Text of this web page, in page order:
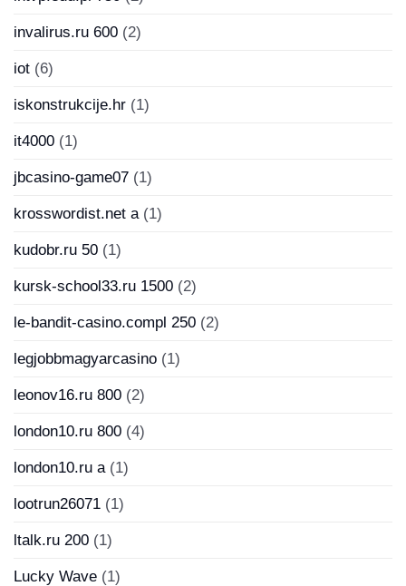
invalirus.ru 600 (2)
iot (6)
iskonstrukcije.hr (1)
it4000 (1)
jbcasino-game07 (1)
krosswordist.net a(1)
kudobr.ru 50 (1)
kursk-school33.ru 1500 (2)
le-bandit-casino.compl 250 (2)
legjobbmagyarcasino (1)
leonov16.ru 800 (2)
london10.ru 800 (4)
london10.ru a(1)
lootrun26071 (1)
ltalk.ru 200 (1)
Lucky Wave (1)